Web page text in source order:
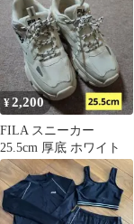
¥2,200
FILA スニーカー
25.5cm 厚底 ホワイト